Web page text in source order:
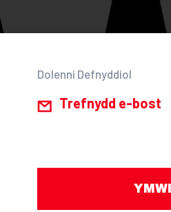
Dolenni Defnyddiol
Trefnydd e-bost